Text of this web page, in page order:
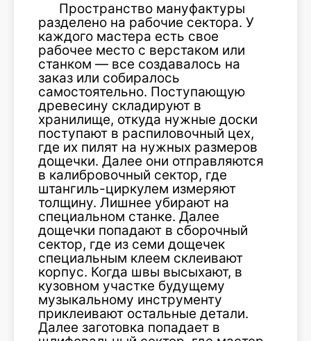
Пространство мануфактуры
разделено на рабочие сектора. У
каждого мастера есть свое
рабочее место с верстаком или
станком — все создавалось на
заказ или собиралось
самостоятельно. Поступающую
древесину складируют в
хранилище, откуда нужные доски
поступают в распиловочный цех,
где их пилят на нужных размеров
дощечки. Далее они отправляются
в калибровочный сектор, где
штангиль-циркулем измеряют
толщину. Лишнее убирают на
специальном станке. Далее
дощечки попадают в сборочный
сектор, где из семи дощечек
специальным клеем склеивают
корпус. Когда швы высыхают, в
кузовном участке будущему
музыкальному инструменту
приклеивают остальные детали.
Далее заготовка попадает в